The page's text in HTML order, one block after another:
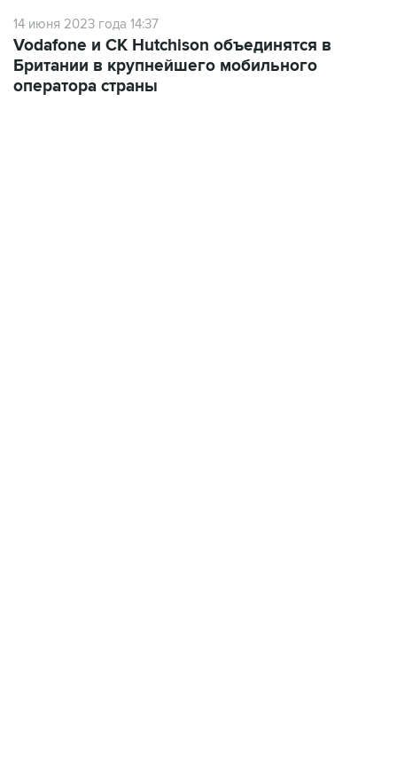
14 июня 2023 года 14:37
Vodafone и CK Hutchison объединятся в
Британии в крупнейшего мобильного
оператора страны